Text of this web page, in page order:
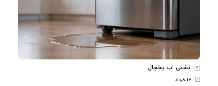
نشتی اب یخچال
۱۷ خرداد